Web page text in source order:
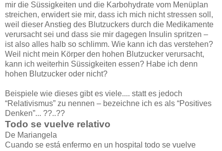
mir die Süssigkeiten und die Karbohydrate vom Menüplan
streichen, erwidert sie mir, dass ich mich nicht stressen soll,
weil dieser Anstieg des Blutzuckers durch die Medikamente
verursacht sei und dass sie mir dagegen Insulin spritzen –
ist also alles halb so schlimm. Wie kann ich das verstehen?
Weil nicht mein Körper den hohen Blutzucker verursacht,
kann ich weiterhin Süssigkeiten essen? Habe ich denn
hohen Blutzucker oder nicht?
Beispiele wie dieses gibt es viele.... statt es jedoch
“Relativismus” zu nennen – bezeichne ich es als “Positives
Denken”... ??..??
Todo se vuelve relativo
De Mariangela
Cuando se está enfermo en un hospital todo se vuelve